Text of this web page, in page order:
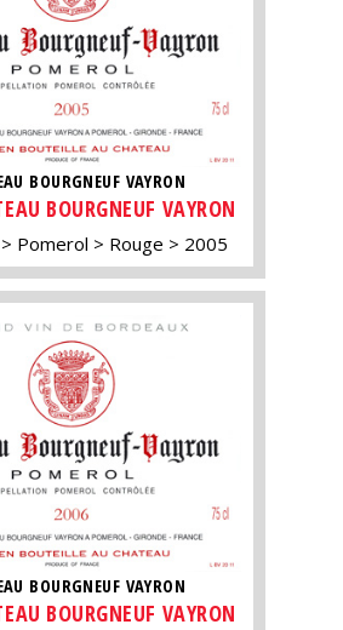
BOURGNEUF VAYRON
BOURGNEUF VAYRON
Pomerol Rouge 2005
BOURGNEUF VAYRON
BOURGNEUF VAYRON